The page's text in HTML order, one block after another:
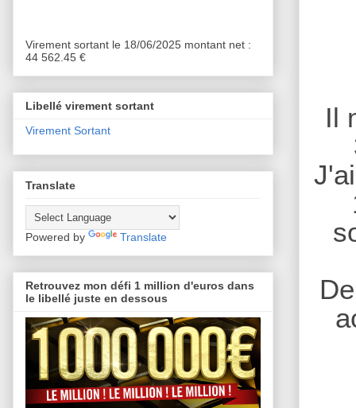
Il
Virement sortant le 18/06/2025 montant net :
44 562.45 €
Libellé virement sortant
Virement Sortant
Translate
Powered by Translate
Retrouvez mon défi 1 million d'euros dans
le libellé juste en dessous